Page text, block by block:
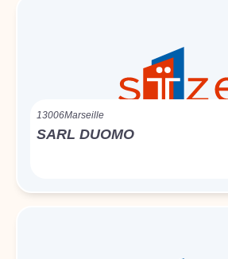
13006Marseille
SARL DUOMO